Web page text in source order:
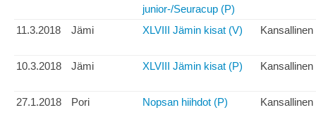
junior-/Seuracup (P)
11.3.2018 Jämi XLVIII Jämin kisat (V) Kansallinen
10.3.2018 Jämi XLVIII Jämin kisat (P) Kansallinen
27.1.2018 Pori Nopsan hiihdot (P) Kansallinen